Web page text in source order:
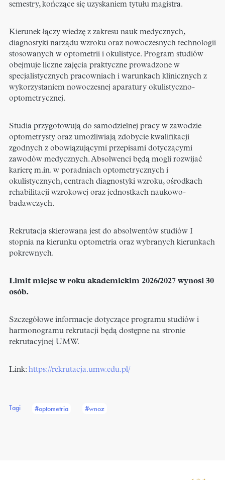
semestry, kończące się uzyskaniem tytułu magistra.
Kierunek łączy wiedzę z zakresu nauk medycznych,
diagnostyki narządu wzroku oraz nowoczesnych technologii
stosowanych w optometrii i okulistyce. Program studiów
obejmuje liczne zajęcia praktyczne prowadzone w
specjalistycznych pracowniach i warunkach klinicznych z
wykorzystaniem nowoczesnej aparatury okulistyczno-
optometrycznej.
Studia przygotowują do samodzielnej pracy w zawodzie
optometrysty oraz umożliwiają zdobycie kwalifikacji
zgodnych z obowiązującymi przepisami dotyczącymi
zawodów medycznych. Absolwenci będą mogli rozwijać
karierę m.in. w poradniach optometrycznych i
okulistycznych, centrach diagnostyki wzroku, ośrodkach
rehabilitacji wzrokowej oraz jednostkach naukowo-
badawczych.
Rekrutacja skierowana jest do absolwentów studiów I
stopnia na kierunku optometria oraz wybranych kierunkach
pokrewnych.
Limit miejsc w roku akademickim 2026/2027 wynosi 30
osób.
Szczegółowe informacje dotyczące programu studiów i
harmonogramu rekrutacji będą dostępne na stronie
rekrutacyjnej UMW.
Link: https://rekrutacja.umw.edu.pl/
Tagi #optometria #wnoz